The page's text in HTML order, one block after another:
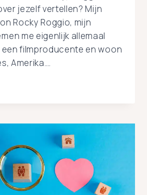
jezelf vertellen? Mijn
Rocky Roggio, mijn
me eigenlijk allemaal
een filmproducente en woon
Amerika….